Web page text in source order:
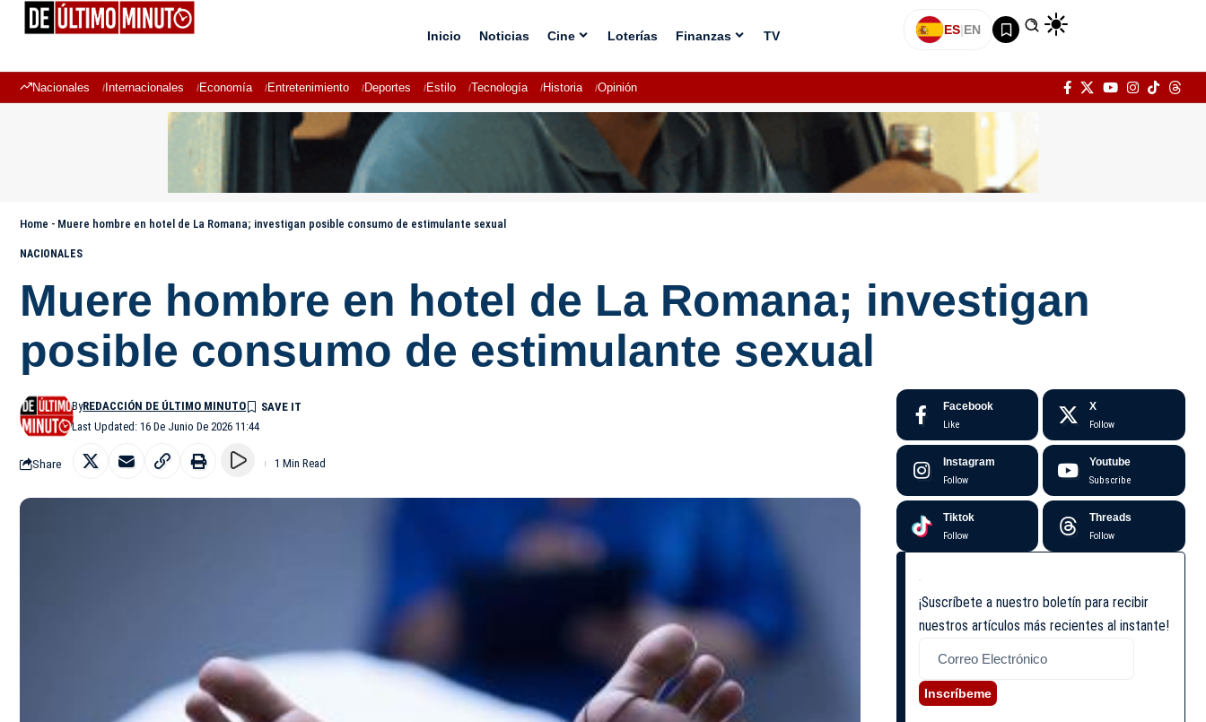
Inicio Noticias Cine Loterías Finanzas TV ES|EN
Nacionales Internacionales Economía Entretenimiento Deportes Estilo Tecnología Historia Opinión
Home - Muere hombre en hotel de La Romana; investigan posible consumo de estimulante sexual
NACIONALES
Muere hombre en hotel de La Romana; investigan
posible consumo de estimulante sexual
Last Updated: 16 De Junio De 2026 11:44
ByREDACCIÓN DE ÚLTIMO MINUTO
Share 1 Min Read
Facebook
Like
X
Follow
Instagram
Follow
Youtube
Subscribe
Tiktok
Follow
Threads
Follow
¡Suscríbete a nuestro boletín para recibir
nuestros artículos más recientes al instante!
Inscríbeme